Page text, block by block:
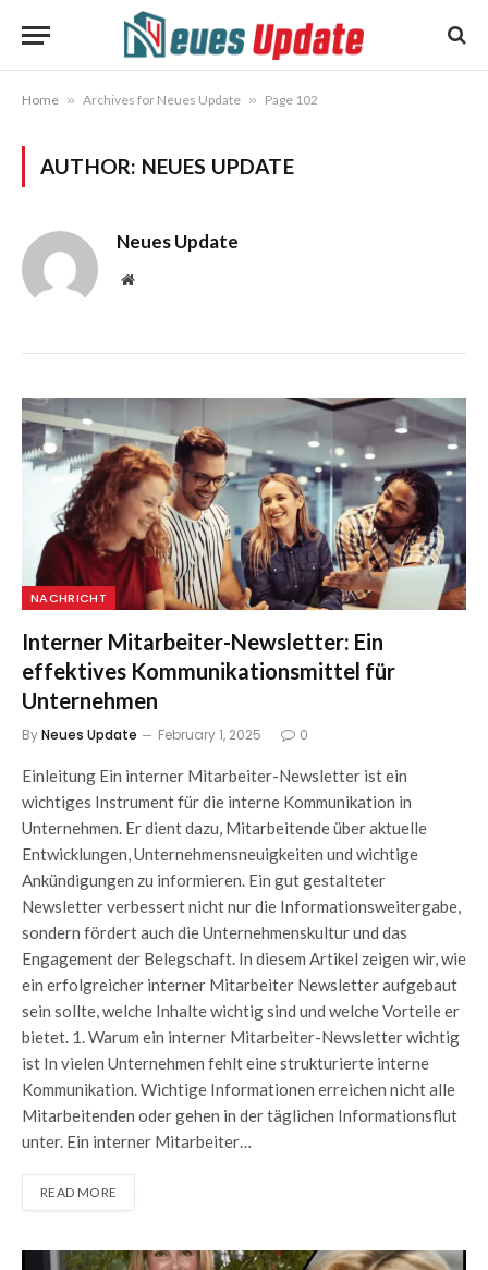
Home » Archives for Neues Update » Page 102
AUTHOR: NEUES UPDATE
Neues Update
Website
NACHRICHT
Interner Mitarbeiter-Newsletter: Ein
effektives Kommunikationsmittel für
Unternehmen
ByNeues Update February 1, 2025 0
Einleitung Ein interner Mitarbeiter-Newsletter ist ein
wichtiges Instrument für die interne Kommunikation in
Unternehmen. Er dient dazu, Mitarbeitende über aktuelle
Entwicklungen, Unternehmensneuigkeiten und wichtige
Ankündigungen zu informieren. Ein gut gestalteter
Newsletter verbessert nicht nur die Informationsweitergabe,
sondern fördert auch die Unternehmenskultur und das
Engagement der Belegschaft. In diesem Artikel zeigen wir, wie
ein erfolgreicher interner Mitarbeiter Newsletter aufgebaut
sein sollte, welche Inhalte wichtig sind und welche Vorteile er
bietet. 1. Warum ein interner Mitarbeiter-Newsletter wichtig
ist In vielen Unternehmen fehlt eine strukturierte interne
Kommunikation. Wichtige Informationen erreichen nicht alle
Mitarbeitenden oder gehen in der täglichen Informationsflut
unter. Ein interner Mitarbeiter…
READ MORE